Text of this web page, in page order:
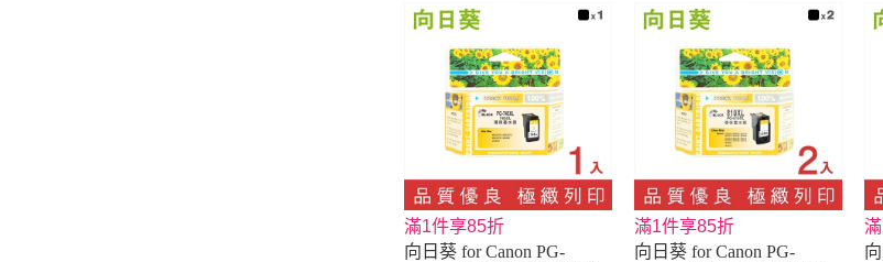
滿1件享85折
向日葵 for Canon PG-
滿1件享85折
向日葵 for Canon PG-